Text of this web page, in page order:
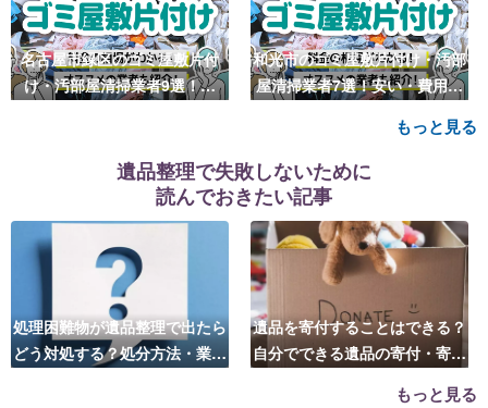
名古屋市緑区のゴミ屋敷片付
け・汚部屋清掃業者9選！安
和光市のゴミ屋敷片付け・汚部
屋清掃業者7選！安い・費用相
もっと見る
遺品整理で失敗しないために
読んでおきたい記事
処理困難物が遺品整理で出たら
どう対処する？処分方法・業者
遺品を寄付することはできる？
自分でできる遺品の寄付・寄贈
もっと見る